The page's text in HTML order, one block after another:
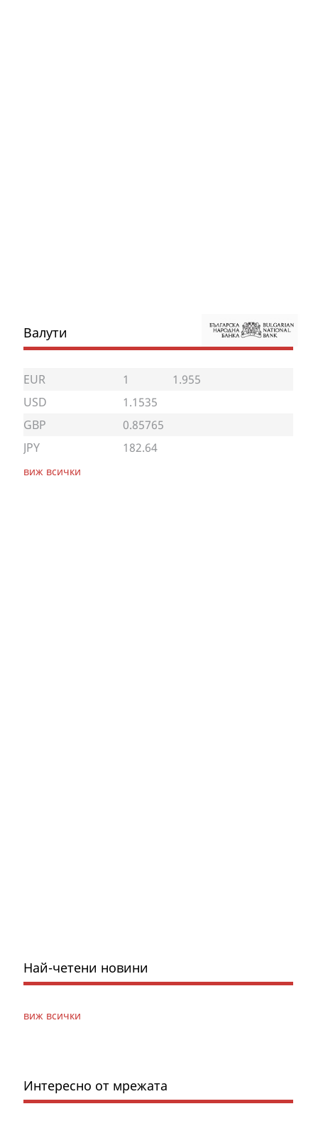
Валути
EUR 1
1.955
USD
1.1535
GBP
0.85765
JPY
182.64
виж всички
Най-четени новини
виж всички
Интересно от мрежата